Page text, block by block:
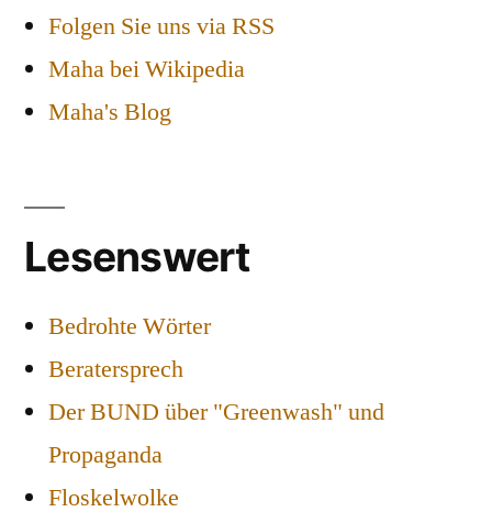
Folgen Sie uns via RSS
Maha bei Wikipedia
Maha's Blog
Lesenswert
Bedrohte Wörter
Beratersprech
Der BUND über "Greenwash" und
Propaganda
Floskelwolke